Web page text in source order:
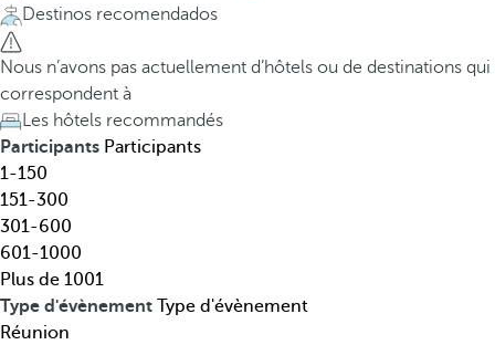
e
s
t
i
n
a
t
i
o
n
,
t
h
g
t
h
e
d
o
w
n
a
r
r
o
w
Destinos recomendados
Nous n’avons pas actuellement d’hôtels ou de destinations qui
correspondent à
Les hôtels recommandés
Participants Participants
1-150
151-300
301-600
601-1000
Plus de 1001
Type d'évènement Type d'évènement
Réunion